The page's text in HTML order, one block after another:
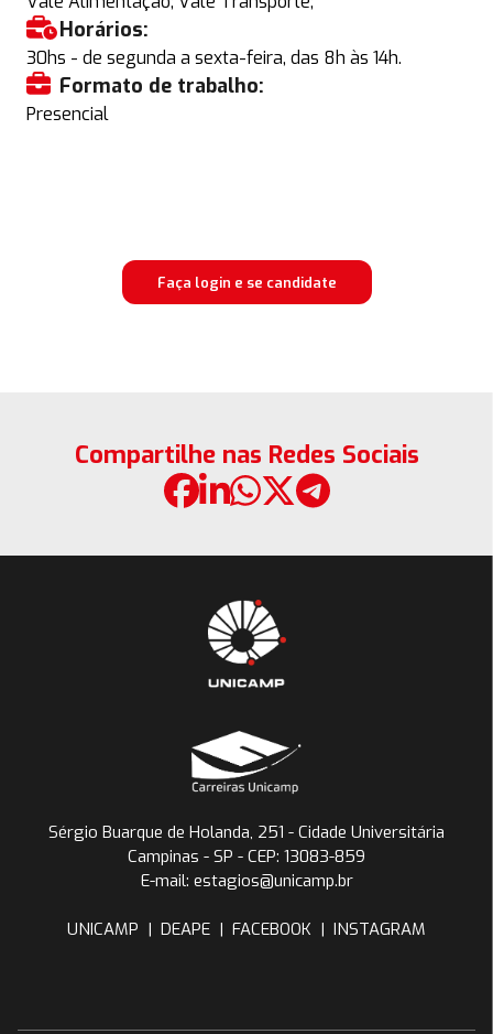
Horários:
30hs - de segunda a sexta-feira, das 8h às 14h.
Formato de trabalho:
Presencial
Faça login e se candidate
Compartilhe nas Redes Sociais
Sérgio Buarque de Holanda, 251 - Cidade Universitária
Campinas - SP - CEP: 13083-859
E-mail: estagios@unicamp.br
UNICAMP | DEAPE | FACEBOOK | INSTAGRAM